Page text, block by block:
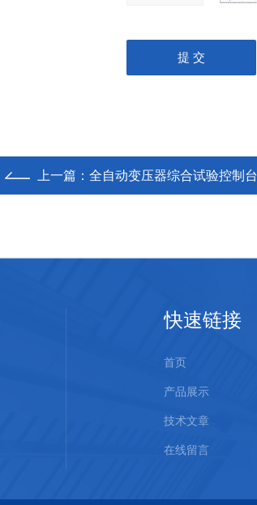
上一篇： 全自动变压器综合试验控制台
快速链接
首页
产品展示
技术文章
在线留言